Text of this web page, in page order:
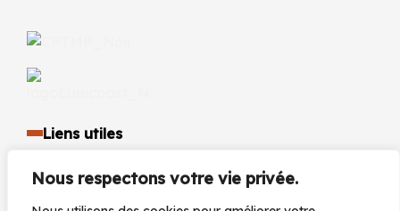
Nous respectons votre vie privée.
Liens utiles
Espace presse et médias
Documents réglementaires